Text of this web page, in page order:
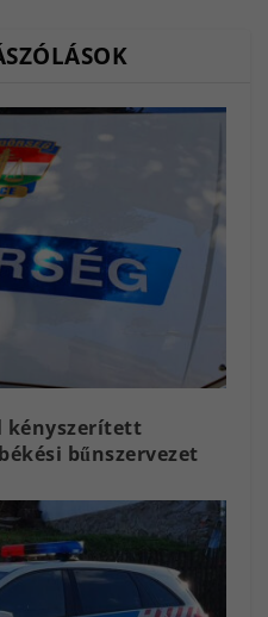
kényszerített
bűnszervezet